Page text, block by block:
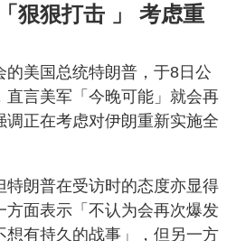
狠狠打击 」 考虑重
的美国总统特朗普，于8日公
直言美军「今晚可能」就会再
调正在考虑对伊朗重新实施全
特朗普在受访时的态度亦显得
方面表示「不认为会再次爆发
想有持久的战事」，但另一方